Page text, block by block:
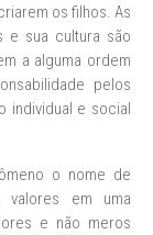
os filhos. As
e sua cultura são
a alguma ordem
pelos
individual e social
o nome de
em uma
e não meros